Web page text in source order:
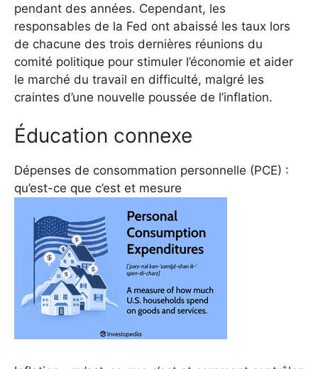
pendant des années. Cependant, les
responsables de la Fed ont abaissé les taux lors
de chacune des trois dernières réunions du
comité politique pour stimuler l’économie et aider
le marché du travail en difficulté, malgré les
craintes d’une nouvelle poussée de l’inflation.
Éducation connexe
Dépenses de consommation personnelle (PCE) :
qu’est-ce que c’est et mesure